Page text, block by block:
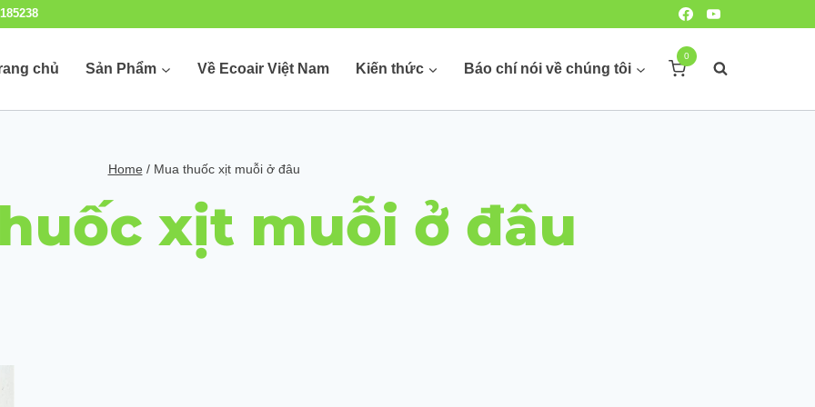
chủ Sản Phẩm Về Ecoair Việt Nam Kiến thức Báo chí nói về chúng tôi
0
Home / Mua thuốc xịt muỗi ở đâu
xịt muỗi ở đâu